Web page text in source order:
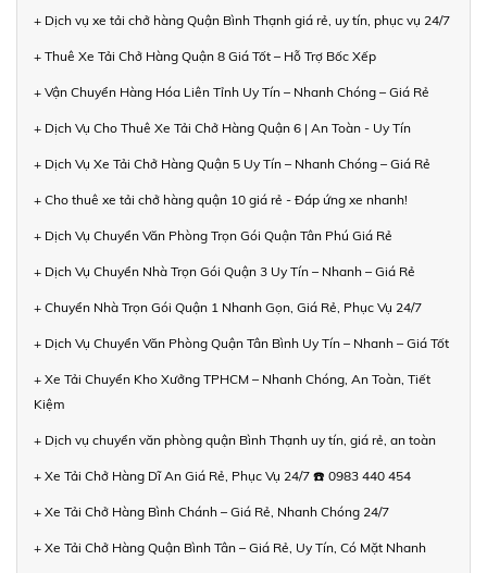
+ Dịch vụ xe tải chở hàng Quận Bình Thạnh giá rẻ, uy tín, phục vụ 24/7
+ Thuê Xe Tải Chở Hàng Quận 8 Giá Tốt – Hỗ Trợ Bốc Xếp
+ Vận Chuyển Hàng Hóa Liên Tỉnh Uy Tín – Nhanh Chóng – Giá Rẻ
+ Dịch Vụ Cho Thuê Xe Tải Chở Hàng Quận 6 | An Toàn - Uy Tín
+ Dịch Vụ Xe Tải Chở Hàng Quận 5 Uy Tín – Nhanh Chóng – Giá Rẻ
+ Cho thuê xe tải chở hàng quận 10 giá rẻ - Đáp ứng xe nhanh!
+ Dịch Vụ Chuyển Văn Phòng Trọn Gói Quận Tân Phú Giá Rẻ
+ Dịch Vụ Chuyển Nhà Trọn Gói Quận 3 Uy Tín – Nhanh – Giá Rẻ
+ Chuyển Nhà Trọn Gói Quận 1 Nhanh Gọn, Giá Rẻ, Phục Vụ 24/7
+ Dịch Vụ Chuyển Văn Phòng Quận Tân Bình Uy Tín – Nhanh – Giá Tốt
+ Xe Tải Chuyển Kho Xưởng TPHCM – Nhanh Chóng, An Toàn, Tiết
Kiệm
+ Dịch vụ chuyển văn phòng quận Bình Thạnh uy tín, giá rẻ, an toàn
+ Xe Tải Chở Hàng Dĩ An Giá Rẻ, Phục Vụ 24/7 ☎️ 0983 440 454
+ Xe Tải Chở Hàng Bình Chánh – Giá Rẻ, Nhanh Chóng 24/7
+ Xe Tải Chở Hàng Quận Bình Tân – Giá Rẻ, Uy Tín, Có Mặt Nhanh